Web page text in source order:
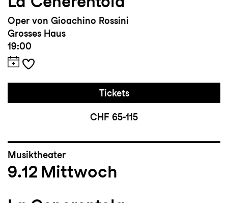
Oper von Gioachino Rossini
Grosses Haus
19:00
Tickets
CHF 65-115
Musiktheater
9.12 Mittwoch